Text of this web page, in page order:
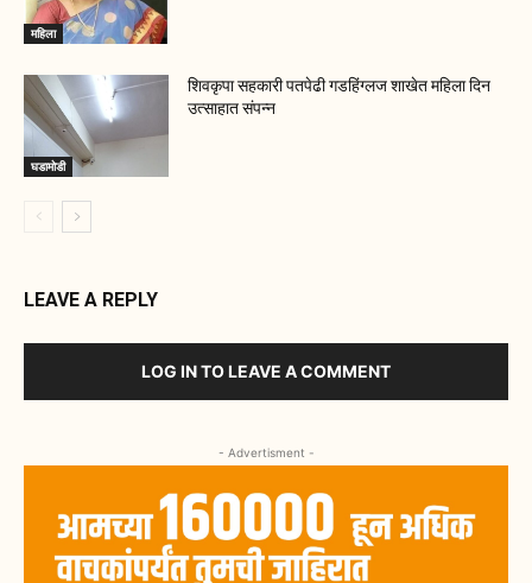
महिला
घडामोडी
शिवकृपा सहकारी पतपेढी गडहिंग्लज शाखेत महिला दिन
उत्साहात संपन्न
LEAVE A REPLY
LOG IN TO LEAVE A COMMENT
- Advertisment -